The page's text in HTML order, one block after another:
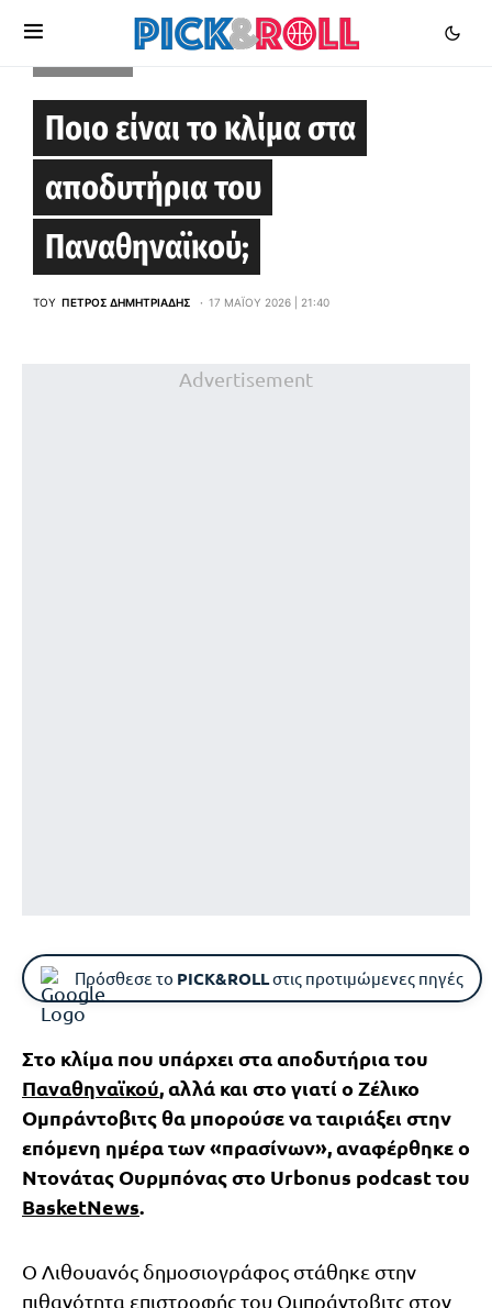
Ποιο είναι το κλίμα στα
αποδυτήρια του
Παναθηναϊκού;
ΤΟΥ ΠΈΤΡΟΣ ΔΗΜΗΤΡΙΆΔΗΣ 17 ΜΑΪ́ΟΥ 2026 | 21:40
Advertisement
Πρόσθεσε το PICK&ROLLστις προτιμώμενες πηγές
Στο κλίμα που υπάρχει στα αποδυτήρια του
Παναθηναϊκού, αλλά και στο γιατί ο Ζέλικο
Ομπράντοβιτς θα μπορούσε να ταιριάξει στην
επόμενη ημέρα των «πρασίνων», αναφέρθηκε ο
Ντονάτας Ουρμπόνας στο Urbonus podcast του
BasketNews.
Ο Λιθουανός δημοσιογράφος στάθηκε στην
πιθανότητα επιστροφής του Ομπράντοβιτς στον